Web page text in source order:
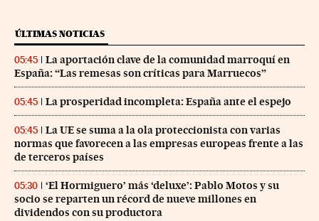
ÚLTIMAS NOTICIAS
05:45
La aportación clave de la comunidad marroquí en
España: “Las remesas son críticas para Marruecos”
05:45 La prosperidad incompleta: España ante el espejo
05:45
La UE se suma a la ola proteccionista con varias
normas que favorecen a las empresas europeas frente a las
de terceros países
05:30
‘El Hormiguero’ más ‘deluxe’: Pablo Motos y su
socio se reparten un récord de nueve millones en
dividendos con su productora